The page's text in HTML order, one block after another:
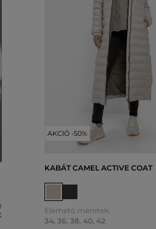
AKCIÓ -50%
KABÁT CAMEL ACTIVE COAT
Elérhető méretek:
34, 36, 38, 40, 42